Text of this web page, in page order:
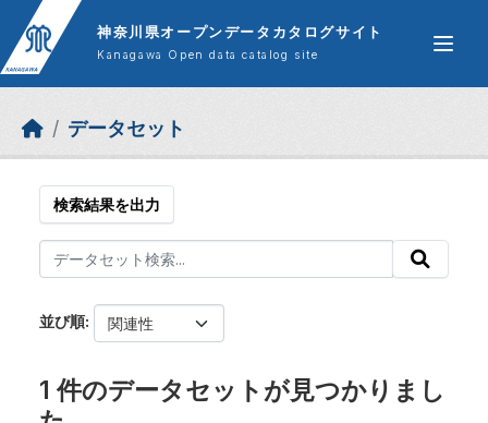
Skip to main content
神奈川県オープンデータカタログサイト
Kanagawa Open data catalog site
データセット
検索結果を出力
並び順
1 件のデータセットが見つかりまし